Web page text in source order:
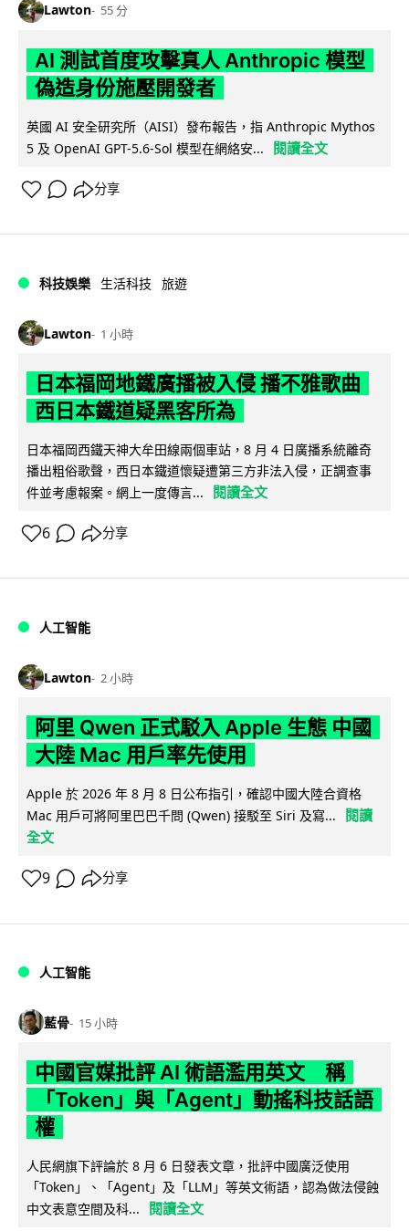
Lawton 55 分
AI 測試首度攻擊真人 Anthropic 模型
偽造身份施壓開發者
英國 AI 安全研究所（AISI）發布報告，指 Anthropic Mythos
5 及 OpenAI GPT-5.6-Sol 模型在網絡安...
閱讀全文
分享
科技娛樂 生活科技 旅遊
Lawton 1 小時
日本福岡地鐵廣播被入侵 播不雅歌曲
西日本鐵道疑黑客所為
日本福岡西鐵天神大牟田線兩個車站，8 月 4 日廣播系統離奇
播出粗俗歌聲，西日本鐵道懷疑遭第三方非法入侵，正調查事
件並考慮報案。網上一度傳言...
閱讀全文
6 分享
人工智能
Lawton 2 小時
阿里 Qwen 正式駁入 Apple 生態 中國
大陸 Mac 用戶率先使用
Apple 於 2026 年 8 月 8 日公布指引，確認中國大陸合資格
Mac 用戶可將阿里巴巴千問 (Qwen) 接駁至 Siri 及寫...
閱讀
全文
9 分享
人工智能
藍骨 15 小時
中國官媒批評 AI 術語濫用英文 稱
「Token」與「Agent」動搖科技話語
權
人民網旗下評論於 8 月 6 日發表文章，批評中國廣泛使用
「Token」、「Agent」及「LLM」等英文術語，認為做法侵蝕
中文表意空間及科...
閱讀全文